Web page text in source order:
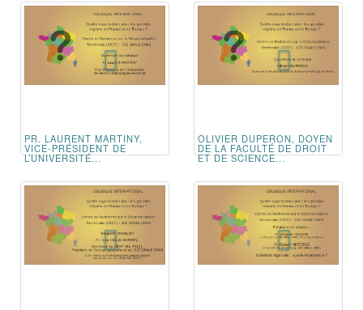
PR. LAURENT MARTINY,
VICE-PRÉSIDENT DE
L’UNIVERSITÉ...
OLIVIER DUPERON, DOYEN
DE LA FACULTÉ DE DROIT
ET DE SCIENCE...